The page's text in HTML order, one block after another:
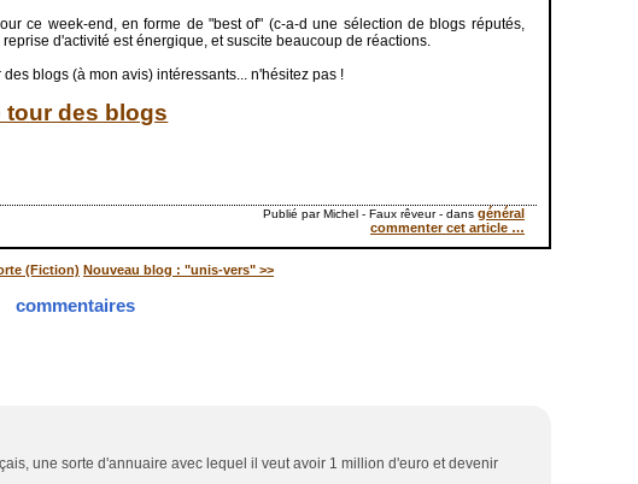
ce week-end, en forme de "best of" (c-a-d une sélection de blogs réputés,
d'activité est énergique, et suscite beaucoup de réactions.
blogs (à mon avis) intéressants... n'hésitez pas !
tour des blogs
Publié par Michel - Faux rêveur - dans général
commenter cet article …
(Fiction) Nouveau blog : "unis-vers" >>
commentaires
une sorte d'annuaire avec lequel il veut avoir 1 million d'euro et devenir